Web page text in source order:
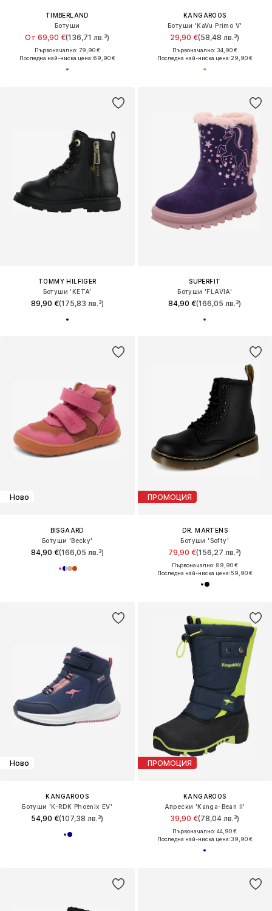
TIMBERLAND
Ботуши
От 69,90 €(136,71 лв.³)
Първоначално: 79,90 €
Последна най-ниска цена:69,90 €
KANGAROOS
Ботуши 'KaVu Primo V'
29,90 €(58,48 лв.³)
Първоначално: 34,90 €
Последна най-ниска цена:29,90 €
TOMMY HILFIGER
Ботуши 'KETA'
89,90 €(175,83 лв.³)
SUPERFIT
Ботуши 'FLAVIA'
84,90 €(166,05 лв.³)
Ново
BISGAARD
Ботуши 'Becky'
84,90 €(166,05 лв.³)
ПРОМОЦИЯ
DR. MARTENS
Ботуши 'Softy'
79,90 €(156,27 лв.³)
Първоначално: 89,90 €
Последна най-ниска цена:59,90 €
Ново
KANGAROOS
Ботуши 'K-RDK Phoenix EV'
54,90 €(107,38 лв.³)
ПРОМОЦИЯ
KANGAROOS
Апрески 'Kanga-Bean II'
39,90 €(78,04 лв.³)
Първоначално: 44,90 €
Последна най-ниска цена:39,90 €